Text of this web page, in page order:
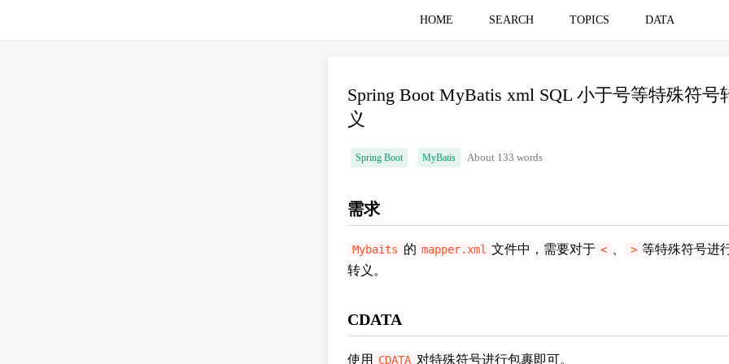
HOME SEARCH TOPICS DATA
Spring Boot MyBatis xml SQL 小于号等特殊符号
义
Spring Boot MyBatis About 133 words
需求
Mybaits 的 mapper.xml 文件中，需要对于 < > 等特殊符号进
转义。
CDATA
使用 CDATA 对特殊符号进行包裹即可。